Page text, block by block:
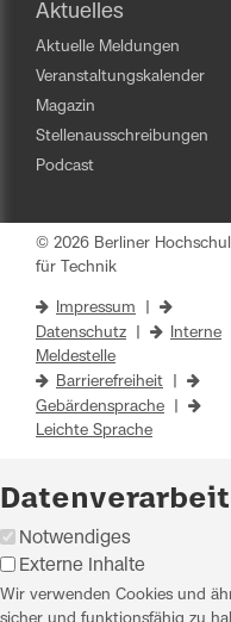
Aktuelles
Aktuelle Meldungen
Veranstaltungskalender
Magazin
Stellenausschreibungen
Podcast
© 2026 Berliner
für Technik
Impressum
Datenschutz
Interne
Meldestelle
Barrierefreiheit
Gebärdensprache
Leichte Sprache
Notwendiges
Externe Inhalte
Wir verwenden Cookies und